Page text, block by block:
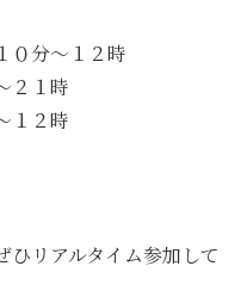
０分～１２時
２１時
１２時
ひリアルタイム参加して